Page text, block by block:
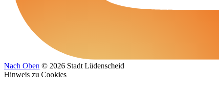
Nach Oben © 2026 Stadt Lüdenscheid
Hinweis zu Cookies